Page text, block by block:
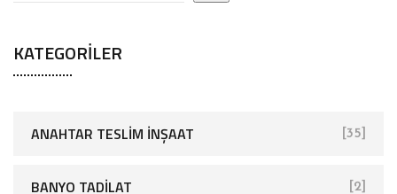
KATEGORILER
ANAHTAR TESLIM İNŞAAT [35]
BANYO TADILAT [2]